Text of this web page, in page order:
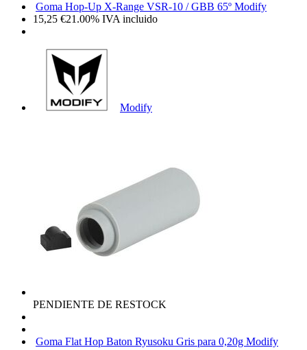
Goma Hop-Up X-Range VSR-10 / GBB 65º Modify
15,25 €21.00% IVA incluido
Modify
PENDIENTE DE RESTOCK
Goma Flat Hop Baton Ryusoku Gris para 0,20g Modify